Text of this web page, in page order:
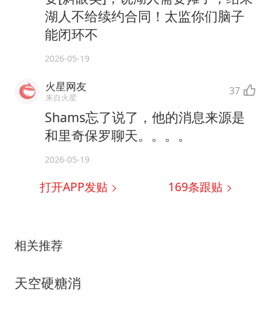
湖人不给续约合同！太监你们脑子
能闭环不
2026-05-19
火星网友
来自火星 37
Shams忘了说了，他的消息来源是
和里奇保罗聊天。。。。
2026-05-19
打开APP发贴 169条跟贴
相关推荐
天空硬糖消